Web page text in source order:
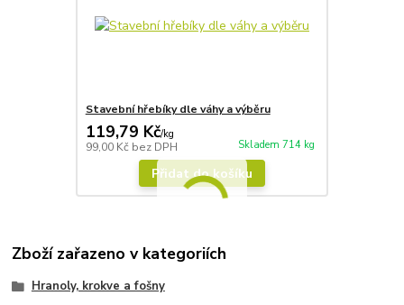
Stavební hřebíky dle váhy a výběru
119,79 Kč/kg
99,00 Kč bez DPH Skladem 714 kg
Přidat do košíku
Zboží zařazeno v kategoriích
Hranoly, krokve a fošny